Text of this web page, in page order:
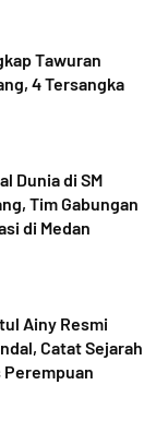
Tawuran
4 Tersangka
Dunia di SM
Tim Gabungan
di Medan
Ainy Resmi
Catat Sejarah